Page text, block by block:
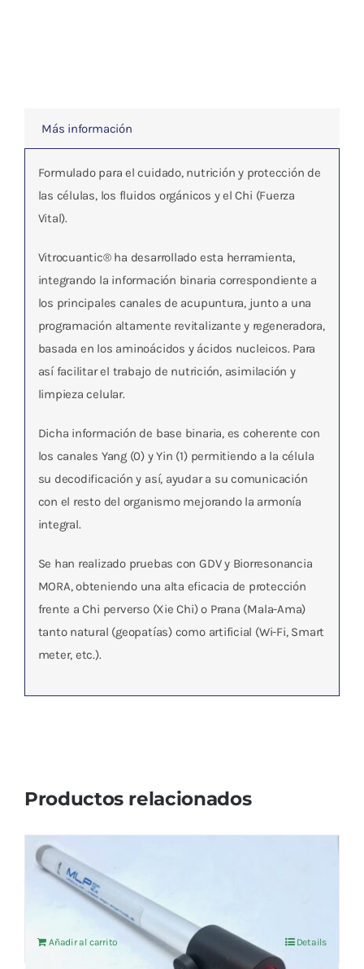
Más información
Formulado para el cuidado, nutrición y protección de
las células, los fluidos orgánicos y el Chi (Fuerza
Vital).
Vitrocuantic® ha desarrollado esta herramienta,
integrando la información binaria correspondiente a
los principales canales de acupuntura, junto a una
programación altamente revitalizante y regeneradora,
basada en los aminoácidos y ácidos nucleicos. Para
así facilitar el trabajo de nutrición, asimilación y
limpieza celular.
Dicha información de base binaria, es coherente con
los canales Yang (0) y Yin (1) permitiendo a la célula
su decodificación y así, ayudar a su comunicación
con el resto del organismo mejorando la armonía
integral.
Se han realizado pruebas con GDV y Biorresonancia
MORA, obteniendo una alta eficacia de protección
frente a Chi perverso (Xie Chi) o Prana (Mala-Ama)
tanto natural (geopatías) como artificial (Wi-Fi, Smart
meter, etc.).
Productos relacionados
ADPATADOR LASER A VITROCUANTIC
37,00€ El
precio
original
era:
35,15€El
precio
actual
es:
Añadir al carrito Details